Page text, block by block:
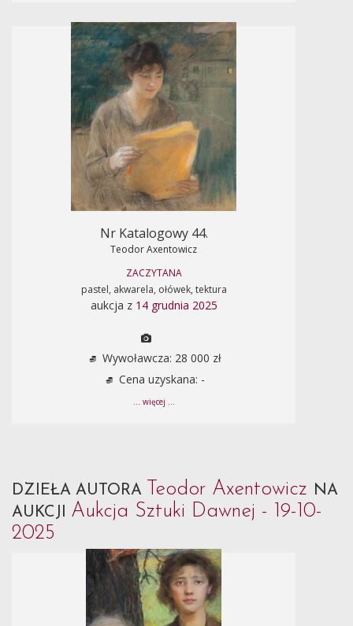
Nr Katalogowy 44.
Teodor Axentowicz
ZACZYTANA
pastel, akwarela, ołówek, tektura
aukcja z 14 grudnia 2025
Wywoławcza: 28 000 zł
Cena uzyskana: -
... więcej ...
DZIEŁA AUTORA Teodor Axentowicz NA
AUKCJI Aukcja Sztuki Dawnej - 19-10-
2025